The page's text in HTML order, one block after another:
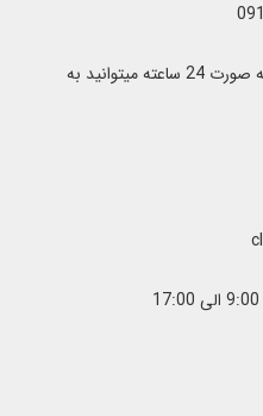
در صورت ایراد یا اشغال خطوط به صورت 24 ساعته میتوانید به